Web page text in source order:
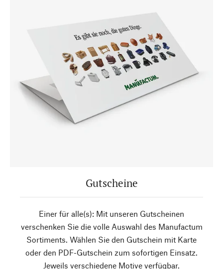
Gutscheine
Einer für alle(s): Mit unseren Gutscheinen
verschenken Sie die volle Auswahl des Manufactum
Sortiments. Wählen Sie den Gutschein mit Karte
oder den PDF-Gutschein zum sofortigen Einsatz.
Jeweils verschiedene Motive verfügbar.